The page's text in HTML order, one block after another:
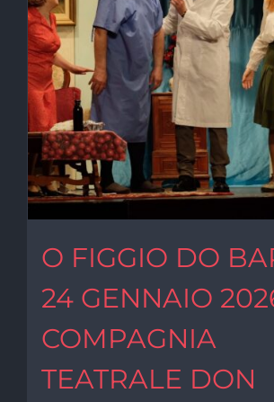
O FIGGIO DO
24 GENNAIO
COMPAGNIA
TEATRALE DON